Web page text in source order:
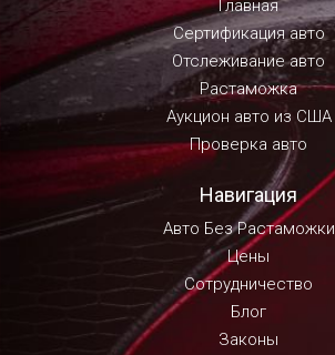
Главная
Сертификация авто
Отслеживание авто
Растаможка
Аукцион авто из США
Проверка авто
Навигация
Авто Без Растаможки
Цены
Сотрудничество
Блог
Законы